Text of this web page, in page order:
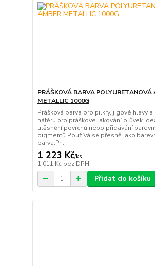
PRÁŠKOVÁ BARVA POLYURETANOVÁ
METALLIC 1000G
Prášková barva pro pilkry, jigové hlavy a
nátěru pro práškové lakování
utěsnění povrchů nebo přidávání
pigmentů.Používá se přesně jako
barva.Pr...
1 223 Kč/ks
1 011 Kč bez DPH
Přidat do košíku